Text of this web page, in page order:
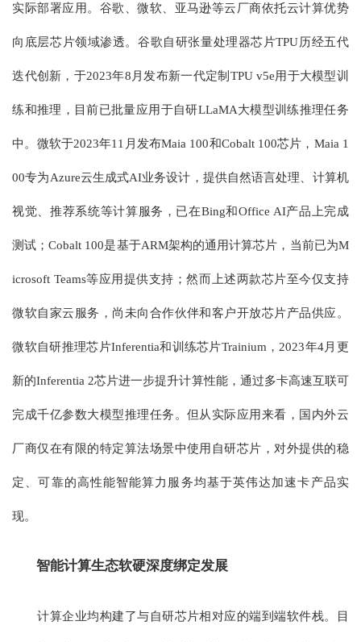
实际部署应用。谷歌、微软、亚马逊等云厂商依托云计算优势
向底层芯片领域渗透。谷歌自研张量处理器芯片TPU历经五代
迭代创新，于2023年8月发布新一代定制TPU v5e用于大模型训
练和推理，目前已批量应用于自研LLaMA大模型训练推理任务
中。微软于2023年11月发布Maia 100和Cobalt 100芯片，Maia 1
00专为Azure云生成式AI业务设计，提供自然语言处理、计算机
视觉、推荐系统等计算服务，已在Bing和Office AI产品上完成
测试；Cobalt 100是基于ARM架构的通用计算芯片，当前已为M
icrosoft Teams等应用提供支持；然而上述两款芯片至今仅支持
微软自家云服务，尚未向合作伙伴和客户开放芯片产品供应。
微软自研推理芯片Inferentia和训练芯片Trainium，2023年4月更
新的Inferentia 2芯片进一步提升计算性能，通过多卡高速互联可
完成千亿参数大模型推理任务。但从实际应用来看，国内外云
厂商仅在有限的特定算法场景中使用自研芯片，对外提供的稳
定、可靠的高性能智能算力服务均基于英伟达加速卡产品实
现。
智能计算生态软硬深度绑定发展
计算企业均构建了与自研芯片相对应的端到端软件栈。目